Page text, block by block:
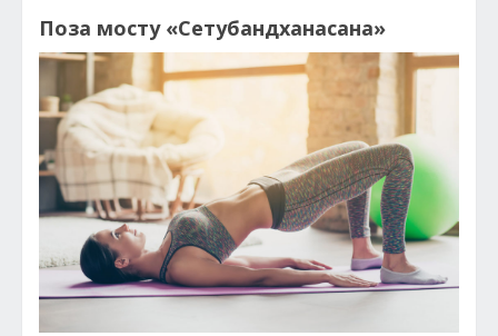
Поза мосту «Сетубандханасана»